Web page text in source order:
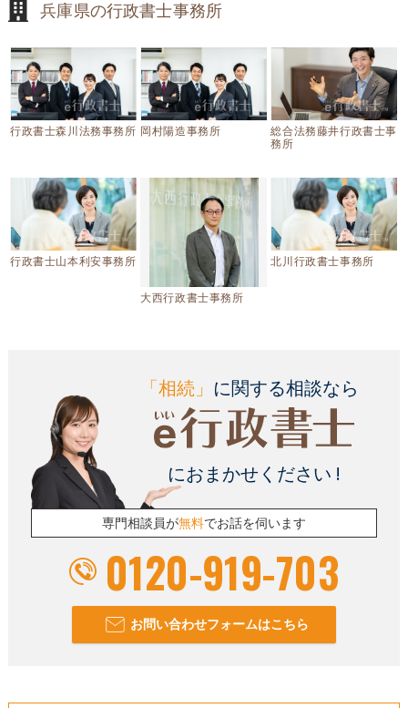
兵庫県の行政書士事務所
行政書士森川法務事務所 岡村陽造事務所
総合法務藤井行政書士事
務所
行政書士山本利安事務所
大西行政書士事務所
北川行政書士事務所
「相続」 に関する相談なら
におまかせください !
専門相談員が無料でお話を伺います
0120-919-703
お問い合わせフォームはこちら